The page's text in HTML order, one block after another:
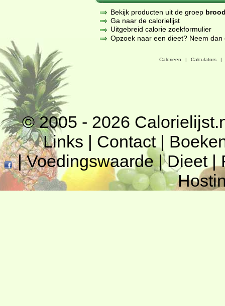
Bekijk producten uit de groep
Ga naar de calorielijst
Uitgebreid calorie zoekformulier
Opzoek naar een dieet? Neem
Calorieen | Calculators |
© 2005 - 2026
Links | Contact|
|Voedingswaarde|Dieet|